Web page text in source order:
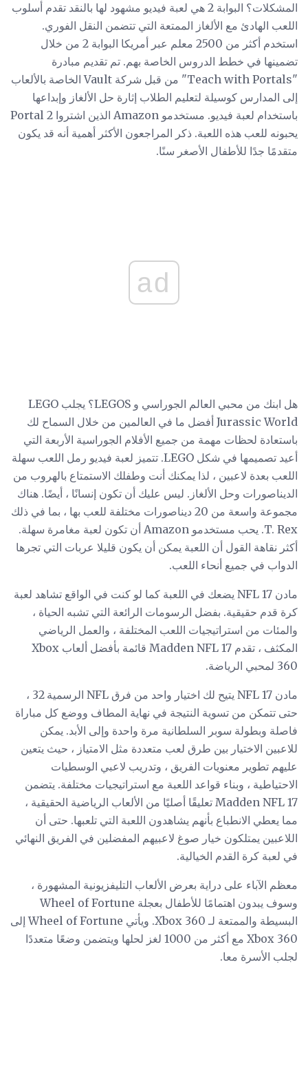
المشكلات؟ البوابة 2 هي لعبة فيديو مشهود لها بالنقد تقدم أسلوب
اللعب الهادئ مع الألغاز الممتعة التي تتضمن النقل الفوري.
استخدم أكثر من 2500 معلم عبر أمريكا البوابة 2 من خلال
تضمينها في خطط الدروس الخاصة بهم. تم تقديم مبادرة
"Teach with Portals" من قبل شركة Vault الخاصة بالألعاب
إلى المدارس كوسيلة لتعليم الطلاب إثارة حل الألغاز وإبداعها
باستخدام لعبة فيديو. مستخدمو Amazon الذين اشتروا Portal 2
يحبونه للعب هذه اللعبة. ذكر المراجعون الأكثر أهمية أنه قد يكون
متقدمًا جدًا للأطفال الأصغر سنًا.
ad
هل ابنك من محبي العالم الجوراسي و LEGOS؟ يجلب LEGO
Jurassic World أفضل ما في العالمين من خلال السماح لك
باستعادة لحظات مهمة من جميع الأفلام الجوراسية الأربعة التي
أعيد تصميمها في شكل LEGO. تتميز لعبة فيديو رمل اللعب سهلة
اللعب بعدة لاعبين ، لذا يمكنك أنت وطفلك الاستمتاع بالهروب من
الديناصورات وحل الألغاز. ليس عليك أن تكون إنسانًا ، أيضًا. هناك
مجموعة واسعة من 20 ديناصورات مختلفة للعب بها ، بما في ذلك
T. Rex. يحب مستخدمو Amazon أن تكون لعبة مغامرة سهلة.
أكثر نقاهة القول أن اللعبة يمكن أن يكون قليلا عربات التي تجرها
الدواب في جميع أنحاء اللعب.
مادن NFL 17 يضعك في اللعبة كما لو كنت في الواقع تشاهد لعبة
كرة قدم حقيقية. بفضل الرسومات الرائعة التي تشبه الحياة ،
والمئات من استراتيجيات اللعب المختلفة ، والعمل الرياضي
المكثف ، تقدم Madden NFL 17 قائمة بأفضل ألعاب Xbox
360 لمحبي الرياضة.
مادن NFL 17 يتيح لك اختيار واحد من فرق NFL الرسمية 32 ،
حتى تتمكن من تسوية النتيجة في نهاية المطاف ووضع كل مباراة
فاصلة وبطولة سوبر السلطانية مرة واحدة وإلى الأبد. يمكن
للاعبين الاختيار بين طرق لعب متعددة مثل الامتياز ، حيث يتعين
عليهم تطوير معنويات الفريق ، وتدريب لاعبي الوسطيات
الاحتياطية ، وبناء قواعد اللعبة مع استراتيجيات مختلفة. يتضمن
Madden NFL 17 تعليقًا أصليًا من الألعاب الرياضية الحقيقية ،
مما يعطي الانطباع بأنهم يشاهدون اللعبة التي تلعبها. حتى أن
اللاعبين يمتلكون خيار صوغ لاعبيهم المفضلين في الفريق النهائي
في لعبة كرة القدم الخيالية.
معظم الآباء على دراية بعرض الألعاب التليفزيونية المشهورة ،
وسوف يبدون اهتمامًا للأطفال بعجلة Wheel of Fortune
البسيطة والممتعة لـ Xbox 360. ويأتي Wheel of Fortune إلى
Xbox 360 مع أكثر من 1000 لغز لحلها ويتضمن وضعًا متعددًا
لجلب الأسرة معا.